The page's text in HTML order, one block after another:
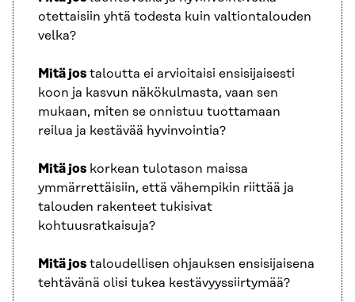
otettaisiin yhtä todesta kuin valtiontalouden
velka?
Mitä jos taloutta ei arvioitaisi ensisijaisesti
koon ja kasvun näkökulmasta, vaan sen
mukaan, miten se onnistuu tuottamaan
reilua ja kestävää hyvinvointia?
Mitä jos korkean tulotason maissa
ymmärrettäisiin, että vähempikin riittää ja
talouden rakenteet tukisivat
kohtuusratkaisuja?
Mitä jos taloudellisen ohjauksen ensisijaisena
tehtävänä olisi tukea kestävyyssiirtymää?